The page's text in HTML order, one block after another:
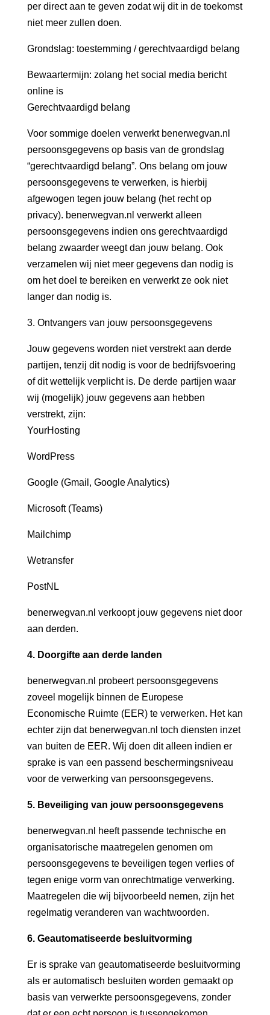
per direct aan te geven zodat wij dit in de toekomst
niet meer zullen doen.
Grondslag: toestemming / gerechtvaardigd belang
Bewaartermijn: zolang het social media bericht
online is
Gerechtvaardigd belang
Voor sommige doelen verwerkt benerwegvan.nl
persoonsgegevens op basis van de grondslag
“gerechtvaardigd belang”. Ons belang om jouw
persoonsgegevens te verwerken, is hierbij
afgewogen tegen jouw belang (het recht op
privacy). benerwegvan.nl verwerkt alleen
persoonsgegevens indien ons gerechtvaardigd
belang zwaarder weegt dan jouw belang. Ook
verzamelen wij niet meer gegevens dan nodig is
om het doel te bereiken en verwerkt ze ook niet
langer dan nodig is.
3. Ontvangers van jouw persoonsgegevens
Jouw gegevens worden niet verstrekt aan derde
partijen, tenzij dit nodig is voor de bedrijfsvoering
of dit wettelijk verplicht is. De derde partijen waar
wij (mogelijk) jouw gegevens aan hebben
verstrekt, zijn:
YourHosting
WordPress
Google (Gmail, Google Analytics)
Microsoft (Teams)
Mailchimp
Wetransfer
PostNL
benerwegvan.nl verkoopt jouw gegevens niet door
aan derden.
4. Doorgifte aan derde landen
benerwegvan.nl probeert persoonsgegevens
zoveel mogelijk binnen de Europese
Economische Ruimte (EER) te verwerken. Het kan
echter zijn dat benerwegvan.nl toch diensten inzet
van buiten de EER. Wij doen dit alleen indien er
sprake is van een passend beschermingsniveau
voor de verwerking van persoonsgegevens.
5. Beveiliging van jouw persoonsgegevens
benerwegvan.nl heeft passende technische en
organisatorische maatregelen genomen om
persoonsgegevens te beveiligen tegen verlies of
tegen enige vorm van onrechtmatige verwerking.
Maatregelen die wij bijvoorbeeld nemen, zijn het
regelmatig veranderen van wachtwoorden.
6. Geautomatiseerde besluitvorming
Er is sprake van geautomatiseerde besluitvorming
als er automatisch besluiten worden gemaakt op
basis van verwerkte persoonsgegevens, zonder